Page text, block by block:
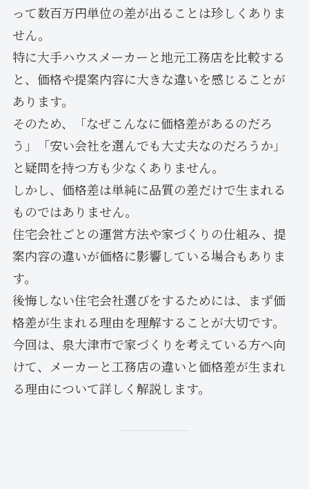
って数百万円単位の差が出ることは珍しくありま
せん。
特に大手ハウスメーカーと地元工務店を比較する
と、価格や提案内容に大きな違いを感じることが
あります。
そのため、「なぜこんなに価格差があるのだろ
う」「安い会社を選んでも大丈夫なのだろうか」
と疑問を持つ方も少なくありません。
しかし、価格差は単純に品質の差だけで生まれる
ものではありません。
住宅会社ごとの運営方法や家づくりの仕組み、提
案内容の違いが価格に影響している場合もありま
す。
後悔しない住宅会社選びをするためには、まず価
格差が生まれる理由を理解することが大切です。
今回は、泉大津市で家づくりを考えている方へ向
けて、メーカーと工務店の違いと価格差が生まれ
る理由について詳しく解説します。